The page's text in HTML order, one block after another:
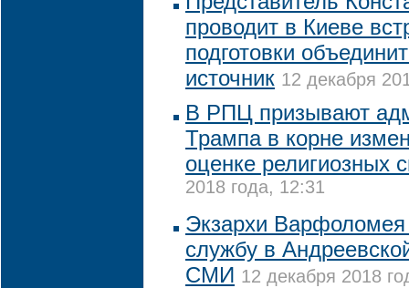
проводит в Киеве
подготовки
источник 12 декабря
В РПЦ призывают
Трампа в корне
оценке религиозных
2018 года, 12:31
Экзархи
службу в
СМИ 12 декабря 2018